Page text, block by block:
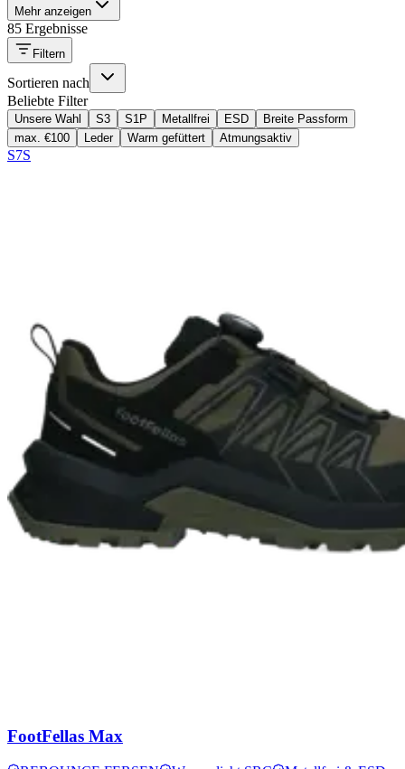
Mehr anzeigen
85 Ergebnisse
Filtern
Sortieren nach
Beliebte Filter
Unsere Wahl S3 S1P Metallfrei ESD
Breite Passform
max. €100
Leder Warm gefüttert Atmungsaktiv
S7S
FootFellas Max